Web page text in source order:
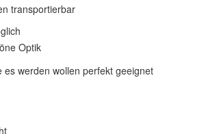
transportierbar
Optik
es werden wollen perfekt geeignet